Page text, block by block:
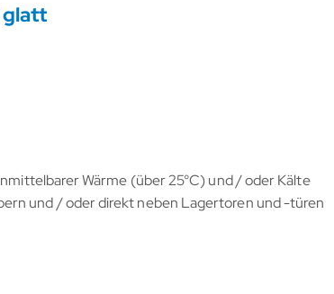
glatt
Wärme (über 25°C) und / oder Kälte
und / oder direkt neben Lagertoren und -türen